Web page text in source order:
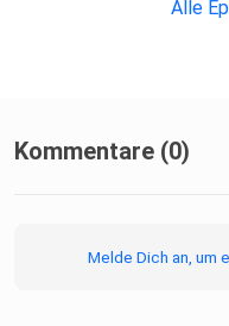
Alle
Kommentare (0)
Melde Dich an, um